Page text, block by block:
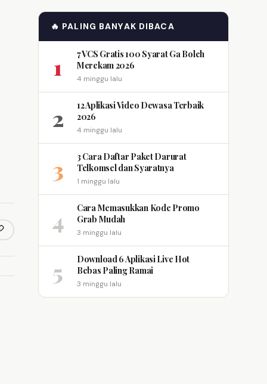
link
🔥 PALING BANYAK DIBACA
1
7 VCS Gratis 100 Syarat Ga Boleh
Merekam 2026
4 minggu lalu
2
12 Aplikasi Video Dewasa Terbaik
2026
4 minggu lalu
3
3 Cara Daftar Paket Darurat
Telkomsel dan Syaratnya
1 minggu lalu
4
Cara Memasukkan Kode Promo
Grab Mudah
3 minggu lalu
5
Download 6 Aplikasi Live Hot
Bebas Paling Ramai
3 minggu lalu